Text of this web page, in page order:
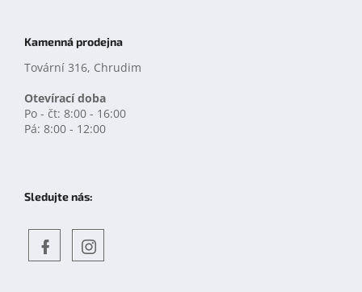
Kamenná prodejna
Tovární 316, Chrudim
Otevírací doba
Po - čt: 8:00 - 16:00
Pá: 8:00 - 12:00
Sledujte nás: